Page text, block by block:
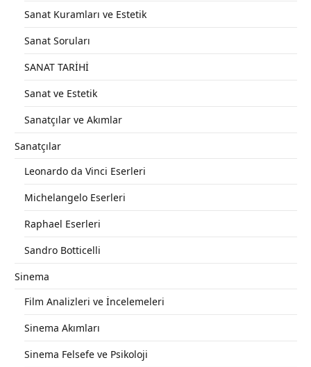
Sanat Kuramları ve Estetik
Sanat Soruları
SANAT TARİHİ
Sanat ve Estetik
Sanatçılar ve Akımlar
Sanatçılar
Leonardo da Vinci Eserleri
Michelangelo Eserleri
Raphael Eserleri
Sandro Botticelli
Sinema
Film Analizleri ve İncelemeleri
Sinema Akımları
Sinema Felsefe ve Psikoloji